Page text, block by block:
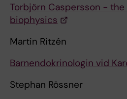
Torbjörn Caspersson -
biophysics
Martin Ritzén
Barnendokrinologin vid
Stephan Rössner